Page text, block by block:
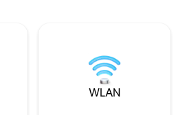
viel Platz zum
einen
modernem
Möbeln und
Haus aus dem
der Geschichte
der italienischen
WLAN